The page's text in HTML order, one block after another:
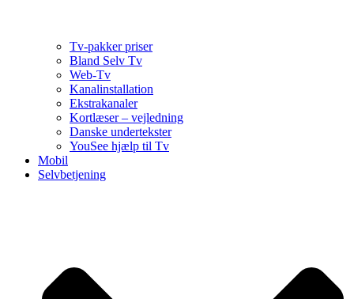
Tv-pakker priser
Bland Selv Tv
Web-Tv
Kanalinstallation
Ekstrakanaler
Kortlæser – vejledning
Danske undertekster
YouSee hjælp til Tv
Mobil
Selvbetjening